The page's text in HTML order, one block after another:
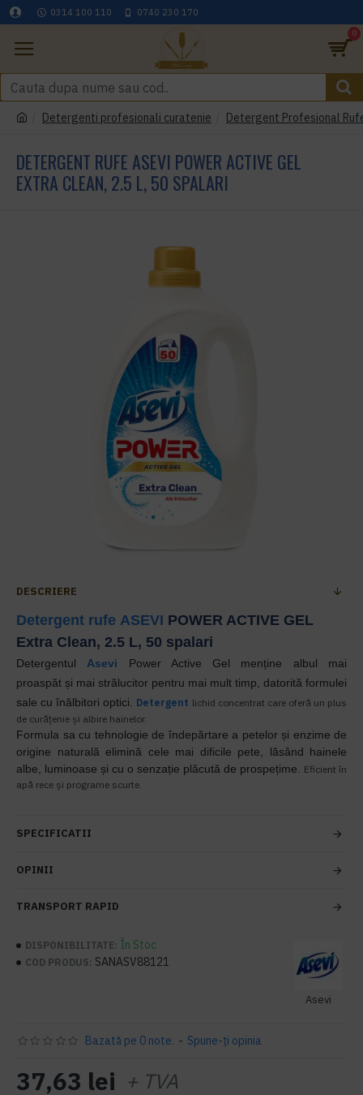
0314 100 110 0740 230 170
0
Detergenti profesionali curatenie Detergent Profesional
DETERGENT RUFE ASEVI POWER ACTIVE GEL
EXTRA CLEAN, 2.5 L, 50 SPALARI
DESCRIERE
Detergent rufe ASEVI POWER ACTIVE GEL
Extra Clean, 2.5 L, 50 spalari
Detergentul Asevi Power Active Gel menține albul
mai
proaspăt și mai strălucitor pentru mai mult timp datorită formulei
sale cu înălbitori optici. Detergent lichid concentrat care oferă un plus
de curățenie și albire hainelor.
Formula sa cu tehnologie de îndepărtare a petelor și enzime de
origine naturală elimină cele mai dificile pete, lăsând hainele
albe, luminoase și cu o senzație plăcută de prospețime. Eficient în
apă rece și programe scurte.
SPECIFICATII
OPINII
TRANSPORT RAPID
DISPONIBILITATE: În Stoc
COD PRODUS: SANASV88121
Asevi
Bazată pe 0 note. - Spune-ţi opinia
37,63 lei + TVA